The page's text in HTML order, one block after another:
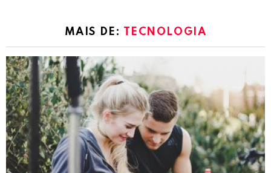
MAIS DE: TECNOLOGIA